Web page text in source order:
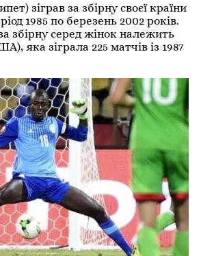
зіграв за збірну своєї країни
1985 по березень 2002 років.
збірну серед жінок належить
яка зіграла 225 матчів із 1987